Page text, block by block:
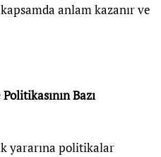
anlam kazanır ve
Bazı
yararına politikalar